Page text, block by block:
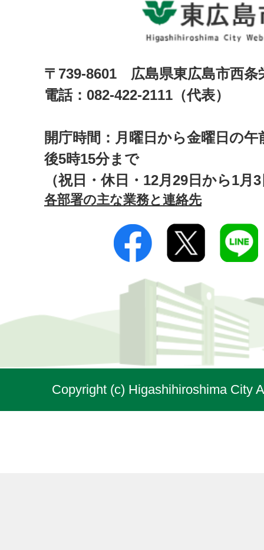
〒739-8601 広島県東広島市西
電話：082-422-2111（代表）
開庁時間：月曜日から金曜日の午
後5時15分まで
（祝日・休日・12月29日から1月
各部署の主な業務と連絡先
Copyright (c) Higashihiroshima City